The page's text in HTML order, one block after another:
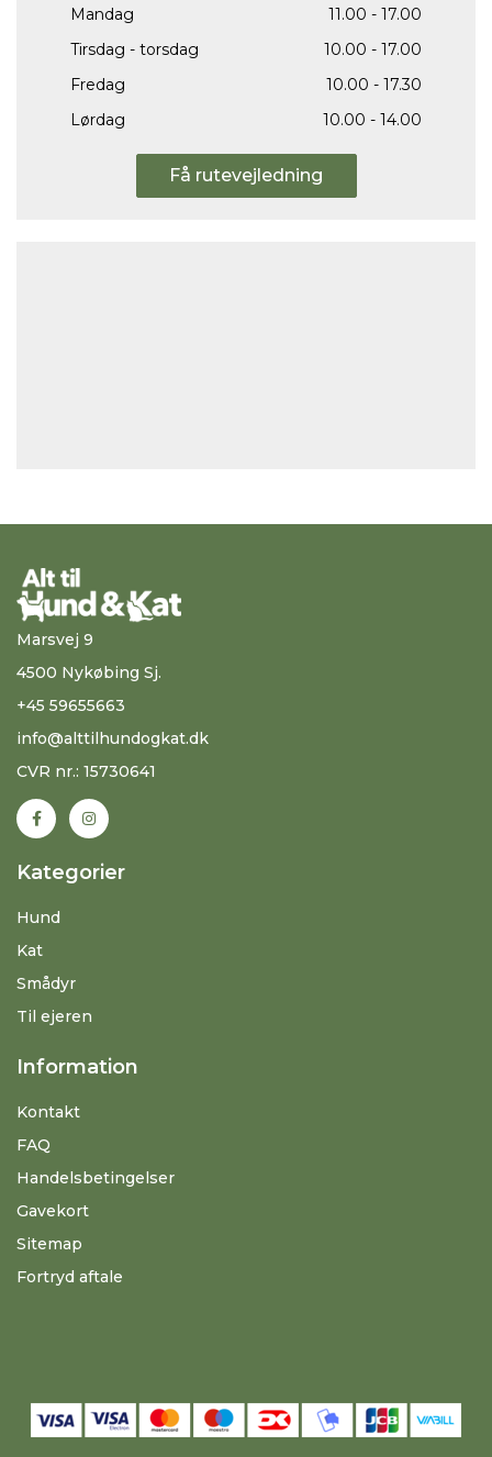
Mandag
11.00 - 17.00
Tirsdag - torsdag
10.00 - 17.00
Fredag
10.00 - 17.30
Lørdag
10.00 - 14.00
Få rutevejledning
Marsvej 9
4500 Nykøbing Sj.
+45 59655663
info@alttilhundogkat.dk
CVR nr.: 15730641
Kategorier
Hund
Kat
Smådyr
Til ejeren
Information
Kontakt
FAQ
Handelsbetingelser
Gavekort
Sitemap
Fortryd aftale